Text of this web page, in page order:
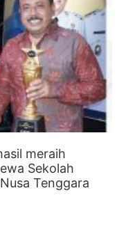
meraih
Sekolah
Tenggara